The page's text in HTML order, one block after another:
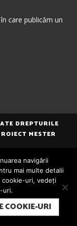
care publicăm un
DREPTURILE
MESTER
SUBSCRIBE
navigării
mai multe detalii
uri, vedeți
uri.
COOKIE-URI